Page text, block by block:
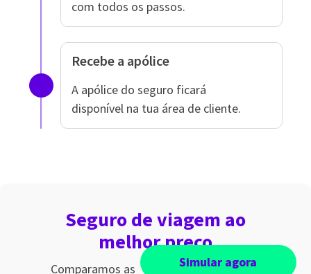
com todos os passos.
Recebe a apólice
A apólice do seguro ficará
disponível na tua área de cliente.
Seguro de viagem ao
melhor preço
Comparamos as
Simular agora